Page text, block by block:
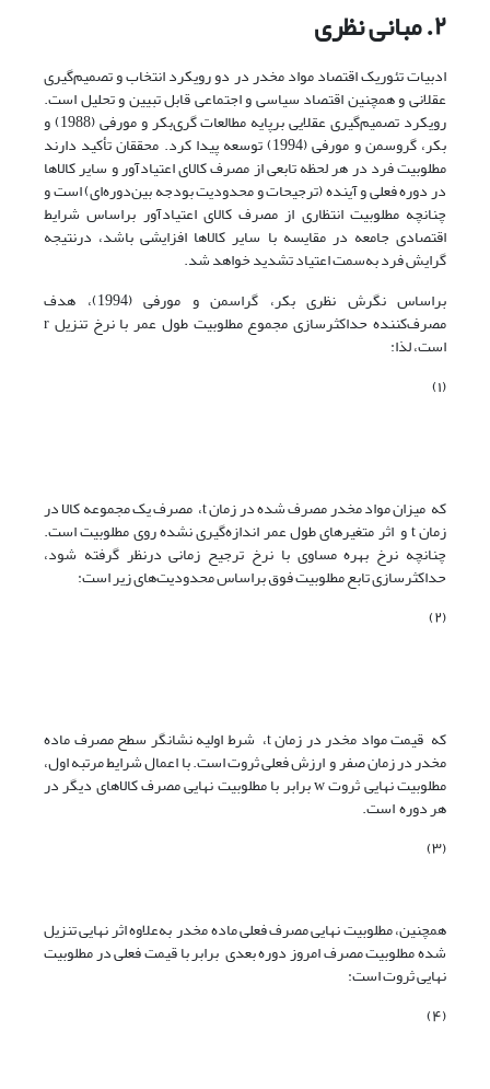
۲. مبانی نظری
ادبیات تئوریک اقتصاد مواد مخدر در دو رویکرد انتخاب و تصمیم‌گیری
عقلانی و همچنین اقتصاد سیاسی و اجتماعی قابل تبیین و تحلیل است.
رویکرد تصمیم‌گیری عقلایی برپایه مطالعات گری‌بکر و مورفی (1988) و
بکر، گروسمن و مورفی (1994) توسعه پیدا کرد. محققان تأکید دارند
مطلوبیت فرد در هر لحظه تابعی از مصرف کالای اعتیادآور و سایر کالاها
در دوره فعلی و آینده (ترجیحات و محدودیت بودجه بین‌دوره‌ای) است و
چنانچه مطلوبیت انتظاری از مصرف کالای اعتیادآور براساس شرایط
اقتصادی جامعه در مقایسه با سایر کالاها افزایشی باشد، درنتیجه
گرایش فرد به‌سمت اعتیاد تشدید خواهد شد.
براساس نگرش نظری بکر، گراسمن و مورفی (1994)، هدف
مصرف‌کننده حداکثرسازی مجموع مطلوبیت طول عمر با نرخ تنزیل r
است، لذا:
(۱)
که میزان مواد مخدر مصرف شده در زمان t، مصرف یک مجموعه کالا در
زمان t و اثر متغیرهای طول عمر اندازه‌گیری نشده روی مطلوبیت است.
چنانچه نرخ بهره مساوی با نرخ ترجیح زمانی درنظر گرفته شود،
حداکثرسازی تابع مطلوبیت فوق براساس محدودیت‌های زیر است:
(۲)
که قیمت مواد مخدر در زمان t، شرط اولیه نشانگر سطح مصرف ماده
مخدر در زمان صفر و ارزش فعلی ثروت است. با اعمال شرایط مرتبه اول،
مطلوبیت نهایی ثروت w برابر با مطلوبیت نهایی مصرف کالاهای دیگر در
هر دوره است.
(۳)
همچنین، مطلوبیت نهایی مصرف فعلی ماده مخدر به‌علاوه اثر نهایی تنزیل
شده مطلوبیت مصرف امروز دوره بعدی برابر با قیمت فعلی در مطلوبیت
نهایی ثروت است:
(۴)